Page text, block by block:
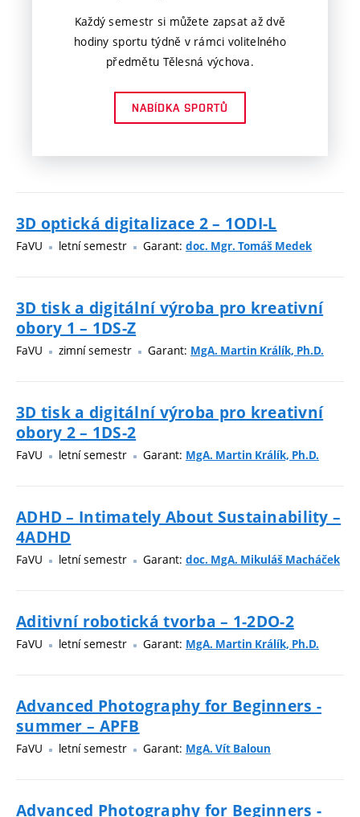
Každý semestr si můžete zapsat až dvě
hodiny sportu týdně v rámci volitelného
předmětu Tělesná výchova.
NABÍDKA SPORTŮ
3D optická digitalizace 2 – 1ODI-L
FaVU letní semestr Garant: doc. Mgr. Tomáš Medek
3D tisk a digitální výroba pro kreativní
obory 1 – 1DS-Z
FaVU zimní semestr Garant: MgA. Martin Králík, Ph.D.
3D tisk a digitální výroba pro kreativní
obory 2 – 1DS-2
FaVU letní semestr Garant: MgA. Martin Králík, Ph.D.
ADHD – Intimately About Sustainability –
4ADHD
FaVU letní semestr Garant: doc. MgA. Mikuláš Macháček
Aditivní robotická tvorba – 1-2DO-2
FaVU letní semestr Garant: MgA. Martin Králík, Ph.D.
Advanced Photography for Beginners -
summer – APFB
FaVU letní semestr Garant: MgA. Vít Baloun
Advanced Photography for Beginners -